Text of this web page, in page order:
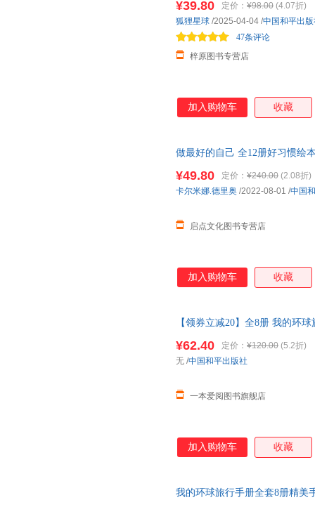
念养成 7个主题故事解决7大成
¥39.80 定价： ¥98.00 (4.07折)
梓原图书专营店
47条评论
狐狸星球 /2025-04-04 /中国和平出
加入购物车 收藏
做最好的自己 全12册好习惯绘
¥49.80 定价： ¥240.00 (2.08折)
启点文化图书专营店
卡尔米娜.德里奥 /2022-08-01 /中国
加入购物车 收藏
【领券立减20】全8册 我的环
¥62.40 定价： ¥120.00 (5.2折)
一本爱阅图书旗舰店
无 /中国和平出版社
加入购物车 收藏
我的环球旅行手册全套8册精美